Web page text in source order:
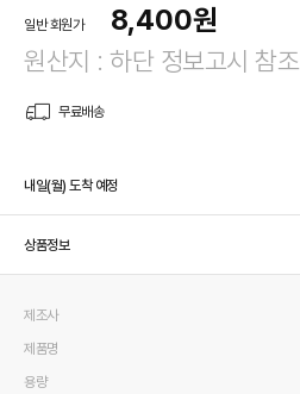
일반 회원가 8,400원
원산지 : 하단 정보고시 참조
무료배송
내일(월) 도착 예정
상품정보
제조사
제품명
용량